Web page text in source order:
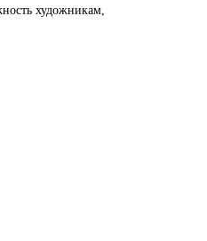
художникам,